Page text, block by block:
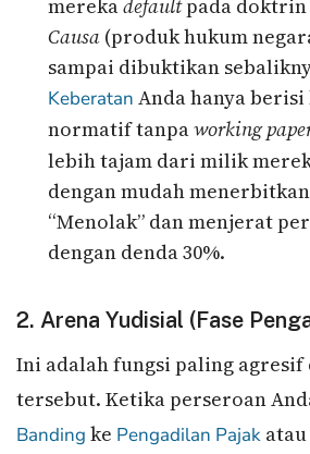
merekadefaultpada doktrin
Causa (produk hukum
sampai dibuktikan
Keberatan Anda hanya
normatif tanpaworking
lebih tajam dari milik
dengan mudah
“Menolak” dan menjerat
dengan denda 30%.
2. Arena Yudisial (Fase
Ini adalah fungsi paling
tersebut. Ketika perseroan
Banding ke Pengadilan Pajak